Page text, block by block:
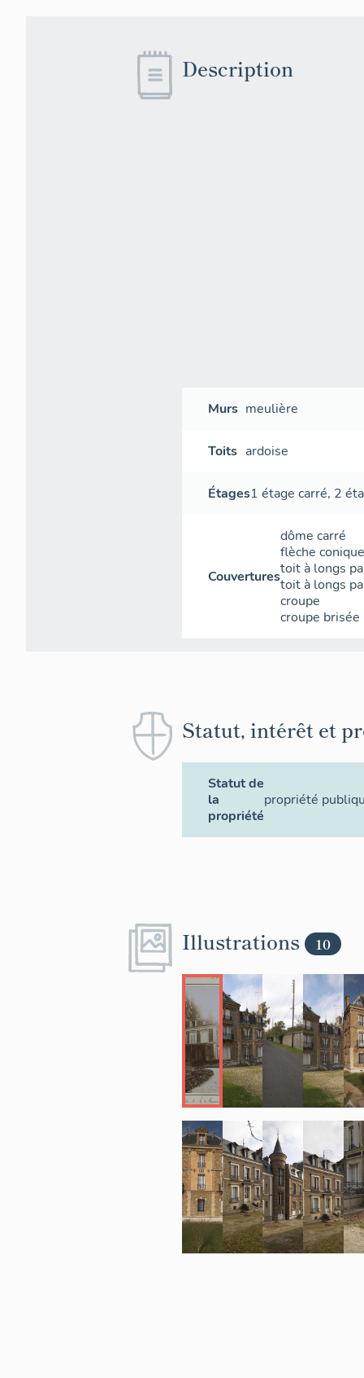
Description
Murs meulière
Toits ardoise
Étages1 étage carré, 2
Couvertures
dôme carré
flèche conique
toit à longs
toit à longs
croupe
croupe brisée
Statut, intérêt et
Statut de
la
propriété
propriété
Illustrations 10